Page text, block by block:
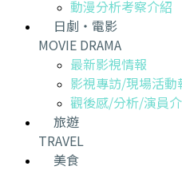
動漫分析考察介紹
日劇・電影
MOVIE DRAMA
最新影視情報
影視專訪/現場活動
觀後感/分析/演員
旅遊
TRAVEL
美食